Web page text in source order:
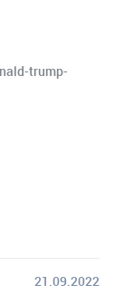
trump-
21.09.2022